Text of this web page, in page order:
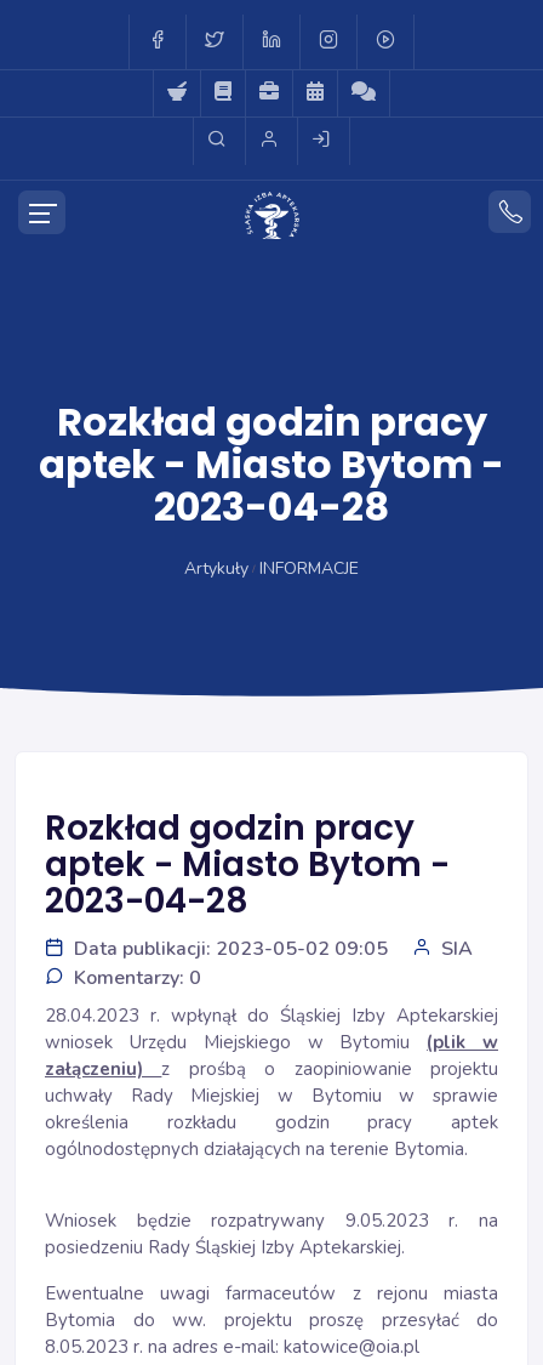
Rozkład godzin pracy
aptek - Miasto Bytom -
2023-04-28
Artykuły INFORMACJE
Rozkład godzin pracy
aptek - Miasto Bytom -
2023-04-28
Data publikacji: 2023-05-02 09:05
SIA
Komentarzy: 0
28.04.2023 r. wpłynął do Śląskiej Izby Aptekarskiej
wniosek Urzędu Miejskiego w Bytomiu (plik w
załączeniu)z prośbą o zaopiniowanie projektu
uchwały Rady Miejskiej w Bytomiu w sprawie
określenia rozkładu godzin pracy aptek
ogólnodostępnych działających na terenie Bytomia.
Wniosek będzie rozpatrywany 9.05.2023 r. na
posiedzeniu Rady Śląskiej Izby Aptekarskiej.
Ewentualne uwagi farmaceutów z rejonu miasta
Bytomia do ww. projektu proszę przesyłać do
8.05.2023 r. na adres e-mail: katowice@oia.pl